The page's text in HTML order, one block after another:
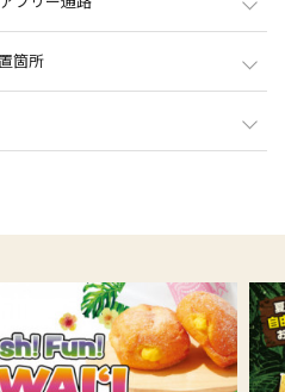
ナオッテリア
とクリーニングを承ります。
トカード」 カードのご案内
ードをご利用頂くと、ご利用額の一部が
れる仕組みのカードです。利用される方
ただける歩行補助カートです。
段やエスカレーターを使用することな
ます。
す。
絡通路をご利用ください。
の連絡通路をご利用ください。
ーターから2Fの連絡通路をご利用くださ
箇所
ープと快適な自動ドアを設置しておりま
、西館駐車場A棟・B棟にお停めいただ
付けください。